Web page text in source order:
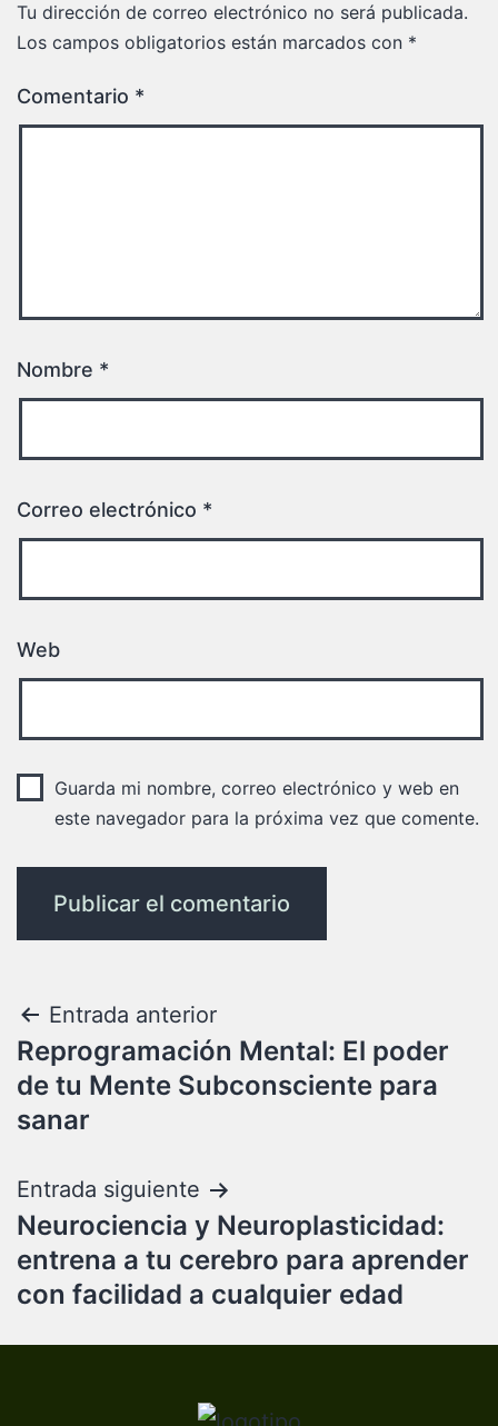
Tu dirección de correo electrónico no será publicada.
Los campos obligatorios están marcados con *
Comentario *
Nombre *
Correo electrónico *
Web
Guarda mi nombre, correo electrónico y web en
este navegador para la próxima vez que comente.
Entrada anterior
Reprogramación Mental: El poder
de tu Mente Subconsciente para
sanar
Entrada siguiente
Neurociencia y Neuroplasticidad:
entrena a tu cerebro para aprender
con facilidad a cualquier edad